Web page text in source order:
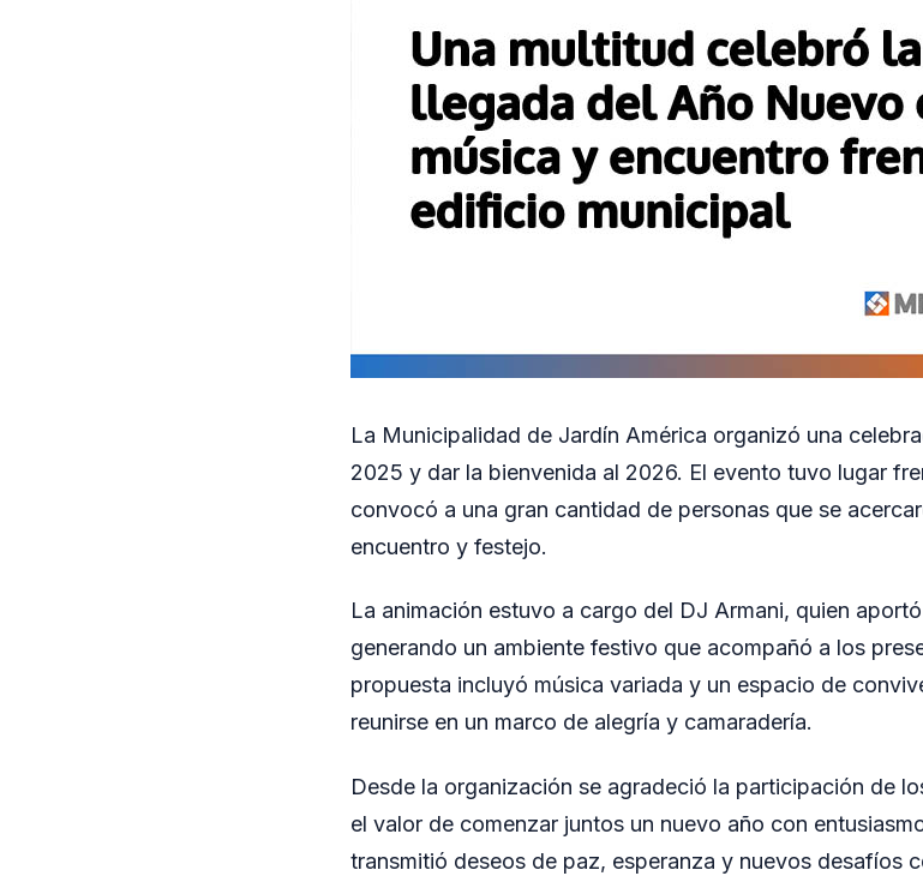
La Municipalidad de Jardín América organizó una
2025 y dar la bienvenida al 2026. El evento tuvo lugar
convocó a una gran cantidad de personas que se
encuentro y festejo.
La animación estuvo a cargo del DJ Armani, quien
generando un ambiente festivo que acompañó a los
propuesta incluyó música variada y un espacio de
reunirse en un marco de alegría y camaradería.
Desde la organización se agradeció la participación de
el valor de comenzar juntos un nuevo año con
transmitió deseos de paz, esperanza y nuevos desafíos